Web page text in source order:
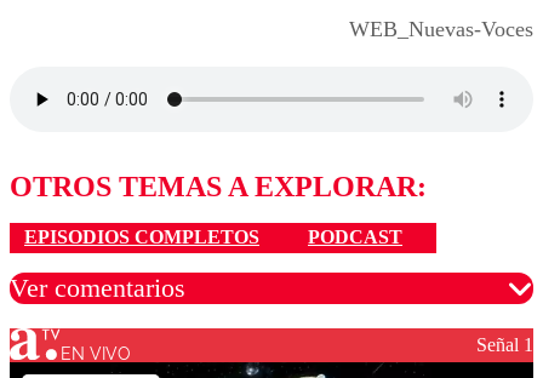
WEB_Nuevas-Voces
OTROS TEMAS A EXPLORAR:
EPISODIOS COMPLETOS PODCAST
Ver comentarios
Los comentarios son moderados para garantizar un
EN VIVO Señal 1